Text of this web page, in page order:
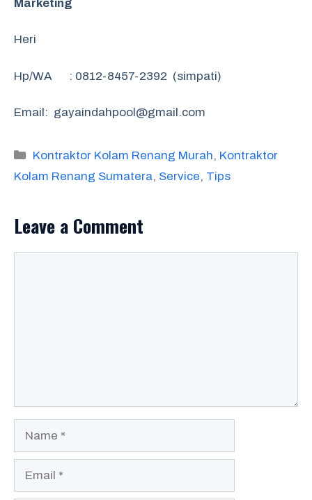
Marketing
Heri
Hp/WA : 0812-8457-2392 (simpati)
Email: gayaindahpool@gmail.com
Categories
Kontraktor Kolam Renang Murah, Kontraktor
Kolam Renang Sumatera, Service, Tips
Leave a Comment